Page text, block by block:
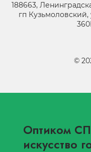
188663,
гп
©
Оптиком
искусство